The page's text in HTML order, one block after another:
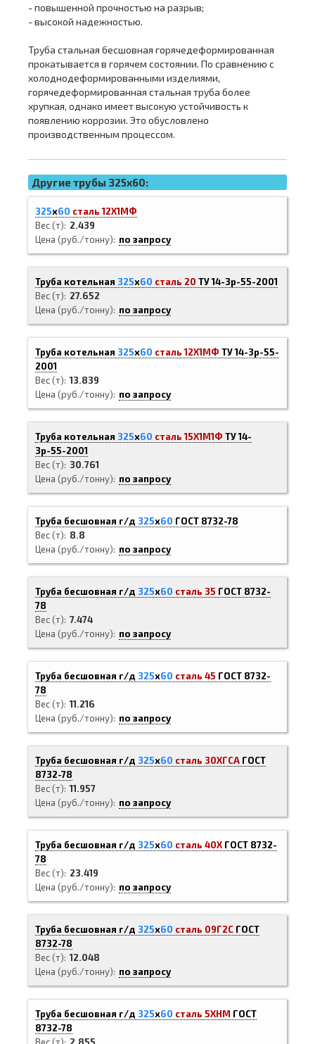
- повышенной прочностью на разрыв;
- высокой надежностью.
Труба стальная бесшовная горячедеформированная
прокатывается в горячем состоянии. По сравнению с
холоднодеформированными изделиями,
горячедеформированная стальная труба более
хрупкая, однако имеет высокую устойчивость к
появлению коррозии. Это обусловлено
производственным процессом.
Другие трубы 325x60:
325х60 сталь 12Х1МФ
Вес (т)
2.439
Цена (руб./тонну)
по запросу
Труба котельная 325х60 сталь 20 ТУ 14-3р-55-2001
Вес (т)
27.652
Цена (руб./тонну)
по запросу
Труба котельная 325х60 сталь 12Х1МФ ТУ 14-3р-55-
2001
Вес (т) 13.839
Цена (руб./тонну)
по запросу
Труба котельная 325х60 сталь 15Х1М1Ф ТУ 14-
3р-55-2001
Вес (т)
30.761
Цена (руб./тонну)
по запросу
Труба бесшовная г/д 325х60 ГОСТ 8732-78
Вес (т)
8.8
Цена (руб./тонну)
по запросу
Труба бесшовная г/д 325х60 сталь 35 ГОСТ 8732-
78
Вес (т) 7.474
Цена (руб./тонну)
по запросу
Труба бесшовная г/д 325х60 сталь 45 ГОСТ 8732-
78
Вес (т) 11.216
Цена (руб./тонну)
по запросу
Труба бесшовная г/д 325х60 сталь 30ХГСА ГОСТ
8732-78
Вес (т) 11.957
Цена (руб./тонну)
по запросу
Труба бесшовная г/д 325х60 сталь 40Х ГОСТ 8732-
78
Вес (т)
23.419
Цена (руб./тонну)
по запросу
Труба бесшовная г/д 325х60 сталь 09Г2С ГОСТ
8732-78
Вес (т) 12.048
Цена (руб./тонну)
по запросу
Труба бесшовная г/д 325х60 сталь 5ХНМ ГОСТ
8732-78